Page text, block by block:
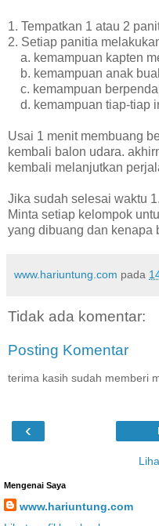
1. Tempatkan 1 atau 2
2. Setiap panitia
a. kemampuan kapten
b. kemampuan anak
c. kemampuan
d. kemampuan tiap-tiap
Usai 1 menit membuang
kembali balon udara.
kembali melanjutkan
Jika sudah selesai waktu 1.
Minta setiap kelompok
yang dibuang dan kenapa
www.hariuntung.com pada
Tidak ada komentar:
Posting Komentar
terima kasih sudah memberi
‹
Mengenai Saya
www.hariuntung.com